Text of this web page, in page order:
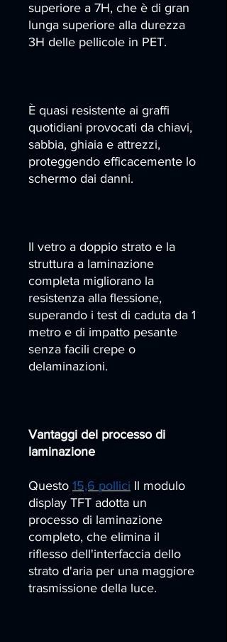
superiore a 7H, che è di gran
lunga superiore alla durezza
3H delle pellicole in PET.
È quasi resistente ai graffi
quotidiani provocati da chiavi,
sabbia, ghiaia e attrezzi,
proteggendo efficacemente lo
schermo dai danni.
Il vetro a doppio strato e la
struttura a laminazione
completa migliorano la
resistenza alla flessione,
superando i test di caduta da 1
metro e di impatto pesante
senza facili crepe o
delaminazioni.
Vantaggi del processo di
laminazione
Questo 15,6 pollici Il modulo
display TFT adotta un
processo di laminazione
completo, che elimina il
riflesso dell'interfaccia dello
strato d'aria per una maggiore
trasmissione della luce.